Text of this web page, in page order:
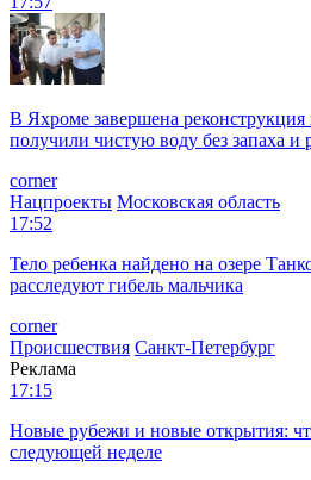
В Яхроме завершена реконструкция
получили чистую воду без запаха и
corner
Нацпроекты Московская область
17:52
Тело ребенка найдено на озере
расследуют гибель мальчика
corner
Происшествия Санкт-Петербург
Реклама
17:15
Новые рубежи и новые открытия:
следующей неделе